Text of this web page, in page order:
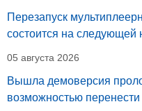
Перезапуск
состоится на следующей
05 августа 2026
Вышла демоверсия
возможностью